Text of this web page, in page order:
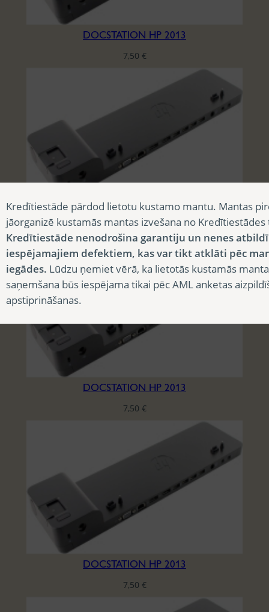
DOCSTATION HP 2013
7,50 €
DOCSTATION HP 2013
7,50
DOCSTATION HP 2013
7,50 €
DOCSTATION HP 2013
7,50 €
Kredītiestāde pārdod lietotu kustamo mantu. Mantas
jāorganizē kustamās mantas izvešana no
Kredītiestāde nenodrošina garantiju un nenes
iespējamajiem defektiem, kas var tikt atklāti pēc
iegādes. Lūdzu ņemiet vērā, ka lietotās kustamās
saņemšana būs iespējama tikai pēc AML anketas
apstiprināšanas.